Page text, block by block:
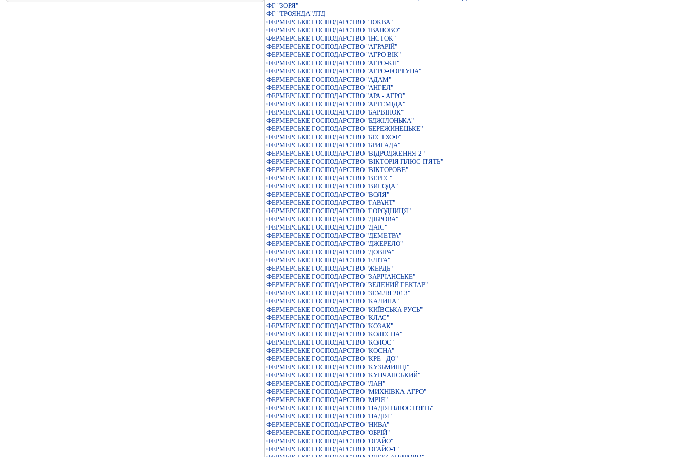
ФГ "ЗОРЯ"
ФГ "ТРОЯНДА"ЛТД
ФЕРМЕРСЬКЕ ГОСПОДАРСТВО " ЮКВА"
ФЕРМЕРСЬКЕ ГОСПОДАРСТВО "IВАНОВО"
ФЕРМЕРСЬКЕ ГОСПОДАРСТВО "ІНСТОК"
ФЕРМЕРСЬКЕ ГОСПОДАРСТВО "АГРАРIЙ"
ФЕРМЕРСЬКЕ ГОСПОДАРСТВО "АГРО ВIК"
ФЕРМЕРСЬКЕ ГОСПОДАРСТВО "АГРО-КП"
ФЕРМЕРСЬКЕ ГОСПОДАРСТВО "АГРО-ФОРТУНА"
ФЕРМЕРСЬКЕ ГОСПОДАРСТВО "АДАМ"
ФЕРМЕРСЬКЕ ГОСПОДАРСТВО "АНГЕЛ"
ФЕРМЕРСЬКЕ ГОСПОДАРСТВО "АРА - АГРО"
ФЕРМЕРСЬКЕ ГОСПОДАРСТВО "АРТЕМIДА"
ФЕРМЕРСЬКЕ ГОСПОДАРСТВО "БАРВIНОК"
ФЕРМЕРСЬКЕ ГОСПОДАРСТВО "БДЖIЛОНЬКА"
ФЕРМЕРСЬКЕ ГОСПОДАРСТВО "БЕРЕЖИНЕЦЬКЕ"
ФЕРМЕРСЬКЕ ГОСПОДАРСТВО "БЕСТХОФ"
ФЕРМЕРСЬКЕ ГОСПОДАРСТВО "БРИГАДА"
ФЕРМЕРСЬКЕ ГОСПОДАРСТВО "ВIДРОДЖЕННЯ-2"
ФЕРМЕРСЬКЕ ГОСПОДАРСТВО "ВIКТОРIЯ ПЛЮС П'ЯТЬ"
ФЕРМЕРСЬКЕ ГОСПОДАРСТВО "ВIКТОРОВЕ"
ФЕРМЕРСЬКЕ ГОСПОДАРСТВО "ВЕРЕС"
ФЕРМЕРСЬКЕ ГОСПОДАРСТВО "ВИГОДА"
ФЕРМЕРСЬКЕ ГОСПОДАРСТВО "ВОЛЯ"
ФЕРМЕРСЬКЕ ГОСПОДАРСТВО "ГАРАНТ"
ФЕРМЕРСЬКЕ ГОСПОДАРСТВО "ГОРОДНИЦЯ"
ФЕРМЕРСЬКЕ ГОСПОДАРСТВО "ДIБРОВА"
ФЕРМЕРСЬКЕ ГОСПОДАРСТВО "ДАIС"
ФЕРМЕРСЬКЕ ГОСПОДАРСТВО "ДЕМЕТРА"
ФЕРМЕРСЬКЕ ГОСПОДАРСТВО "ДЖЕРЕЛО"
ФЕРМЕРСЬКЕ ГОСПОДАРСТВО "ДОВIРА"
ФЕРМЕРСЬКЕ ГОСПОДАРСТВО "ЕЛIТА"
ФЕРМЕРСЬКЕ ГОСПОДАРСТВО "ЖЕРДЬ"
ФЕРМЕРСЬКЕ ГОСПОДАРСТВО "ЗАРIЧАНСЬКЕ"
ФЕРМЕРСЬКЕ ГОСПОДАРСТВО "ЗЕЛЕНИЙ ГЕКТАР"
ФЕРМЕРСЬКЕ ГОСПОДАРСТВО "ЗЕМЛЯ 2013"
ФЕРМЕРСЬКЕ ГОСПОДАРСТВО "КАЛИНА"
ФЕРМЕРСЬКЕ ГОСПОДАРСТВО "КИЇВСЬКА РУСЬ"
ФЕРМЕРСЬКЕ ГОСПОДАРСТВО "КЛАС"
ФЕРМЕРСЬКЕ ГОСПОДАРСТВО "КОЗАК"
ФЕРМЕРСЬКЕ ГОСПОДАРСТВО "КОЛЕСНА"
ФЕРМЕРСЬКЕ ГОСПОДАРСТВО "КОЛОС"
ФЕРМЕРСЬКЕ ГОСПОДАРСТВО "КОСНА"
ФЕРМЕРСЬКЕ ГОСПОДАРСТВО "КРЕ - ДО"
ФЕРМЕРСЬКЕ ГОСПОДАРСТВО "КУЗЬМИНЦI"
ФЕРМЕРСЬКЕ ГОСПОДАРСТВО "КУНЧАНСЬКИЙ"
ФЕРМЕРСЬКЕ ГОСПОДАРСТВО "ЛАН"
ФЕРМЕРСЬКЕ ГОСПОДАРСТВО "МИХНIВКА-АГРО"
ФЕРМЕРСЬКЕ ГОСПОДАРСТВО "МРІЯ"
ФЕРМЕРСЬКЕ ГОСПОДАРСТВО "НАДIЯ ПЛЮС П'ЯТЬ"
ФЕРМЕРСЬКЕ ГОСПОДАРСТВО "НАДІЯ"
ФЕРМЕРСЬКЕ ГОСПОДАРСТВО "НИВА"
ФЕРМЕРСЬКЕ ГОСПОДАРСТВО "ОБРIЙ"
ФЕРМЕРСЬКЕ ГОСПОДАРСТВО "ОГАЙО"
ФЕРМЕРСЬКЕ ГОСПОДАРСТВО "ОГАЙО-1"